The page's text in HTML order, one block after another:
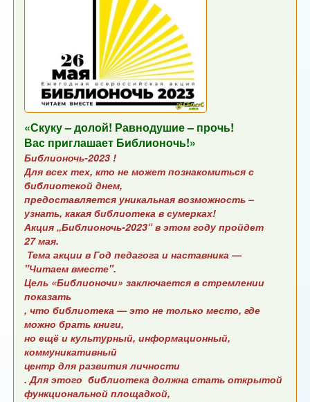
«Скуку – долой! Равнодушие – прочь!
Вас приглашает Библионочь!»
Библионочь-2023 !
Для всех тех, кто не может познакомиться с
библиотекой днем,
предоставляется уникальная возможность –
узнать, какая библиотека в сумерках!
Акция „Библионочь-2023“ в этом году пройдет
27 мая.
Тема акции в Год педагога и наставника —
"Читаем вместе".
Цель «Библионочи» заключается в стремлении
показать
, что библиотека — это не только место, где
можно брать книги,
но ещё и культурный, информационный,
коммуникативный
центр для развития личности
. Для этого библиотека должна стать открытой
функциональной площадкой,